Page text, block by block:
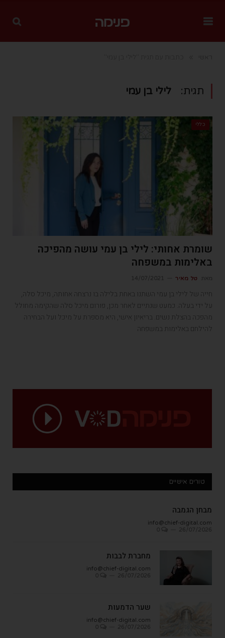
תגית: לילי בן עמי
כללי
שומרת אחותי: לילי בן עמי עושה מהפיכה
באלימות במשפחה
טל מאיר
חייה של לילי בן עמי השתנו באחת בלילה בו נרצחה אחותה, מיכל סלה,
על ידי בעלה. כמעט שנתיים לאחר מכן, פורום מיכל סלה שהקימה מחולל
מהפכה בהצלת נשים. בריאיון אישי, היא מספרת על מיכל ועל הבחירה
להילחם באלימות במשפחה
טורים אישיים
מבחן הגמבה
info@chief-digital.com
מחברת לבבות
info@chief-digital.com
שער הדמעות
info@chief-digital.com